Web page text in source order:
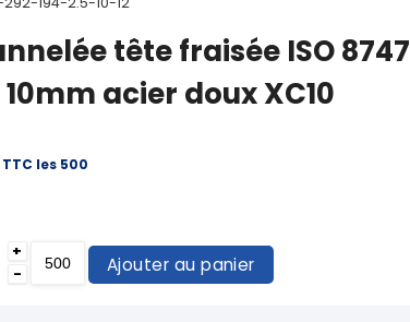
tête fraisée ISO 8747
acier doux XC10
TTC les 500
+
-
Ajouter au panier